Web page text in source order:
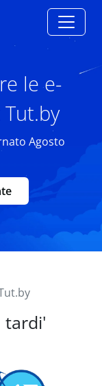
le e-
Agosto
tardi'